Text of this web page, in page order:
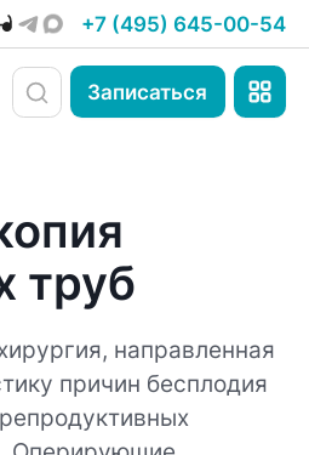
+7 (495) 645-00-54
Записаться
труб
направленная
причин бесплодия